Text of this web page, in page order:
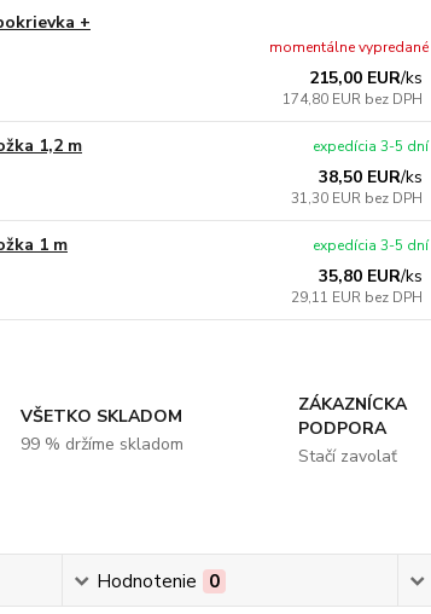
+
215,00 EUR/ks
174,80 EUR bez DPH
momentálne vypredané
1,2 m
38,50 EUR/ks
31,30 EUR bez DPH
expedícia 3-5 dní
1 m
35,80 EUR/ks
29,11 EUR bez DPH
expedícia 3-5 dní
VŠETKO SKLADOM
99 % držíme skladom
ZÁKAZNÍCKA
PODPORA
Stačí zavolať
Hodnotenie 0